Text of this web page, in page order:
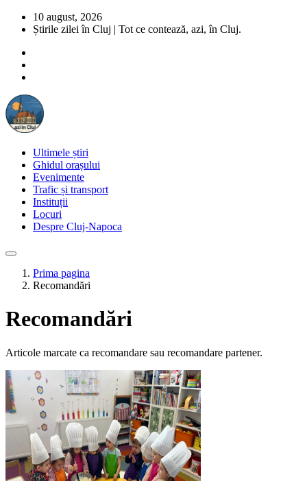
10 august, 2026
Știrile zilei în Cluj | Tot ce contează, azi, în Cluj.
Ultimele știri
Ghidul orașului
Evenimente
Trafic și transport
Instituții
Locuri
Despre Cluj-Napoca
Prima pagina
Recomandări
Recomandări
Articole marcate ca recomandare sau recomandare partener.